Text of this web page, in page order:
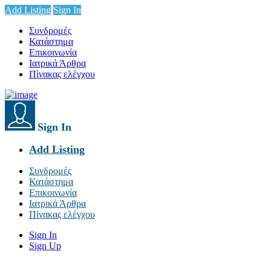
Add Listing Sign In
Συνδρομές
Κατάστημα
Επικοινωνία
Ιατρικά Άρθρα
Πίνακας ελέγχου
Sign In
Add Listing
Συνδρομές
Κατάστημα
Επικοινωνία
Ιατρικά Άρθρα
Πίνακας ελέγχου
Sign In
Sign Up